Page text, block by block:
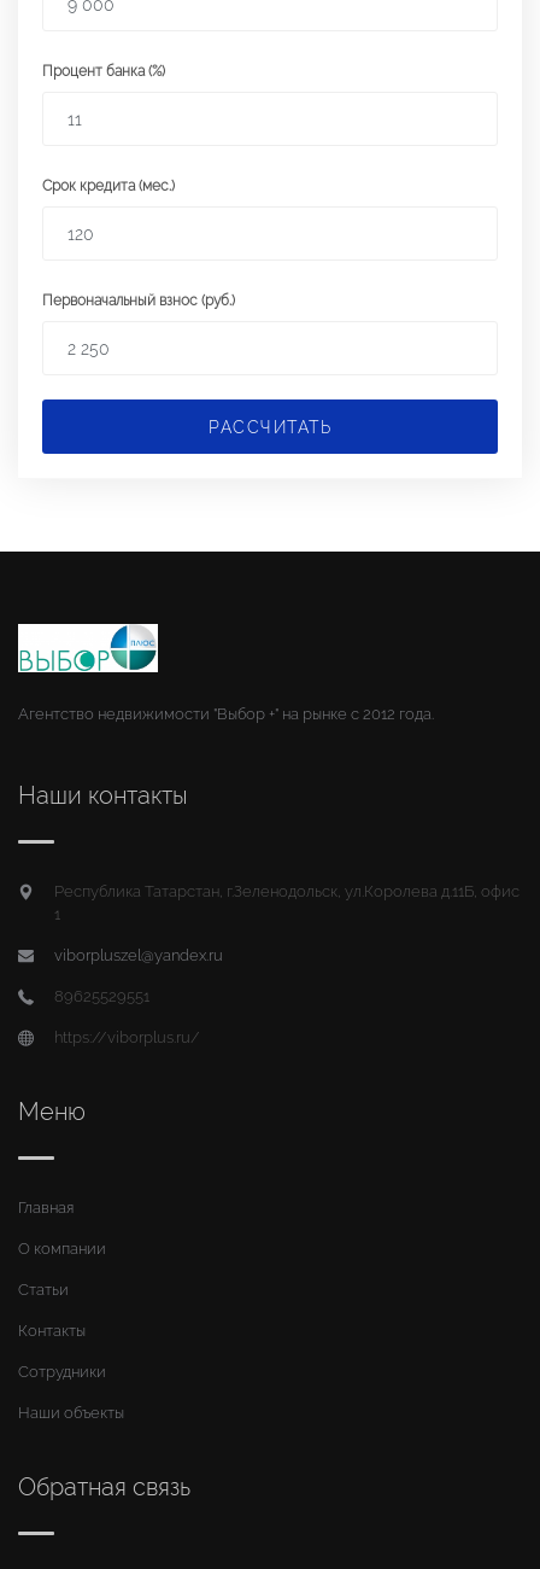
Процент банка (%)
Срок кредита (мес.)
Первоначальный взнос (руб.)
РАССЧИТАТЬ
Агентство недвижимости "Выбор +" на рынке с 2012 года.
Наши контакты
Республика Татарстан, г.Зеленодольск, ул.Королева д.11Б, офис
1
viborpluszel@yandex.ru
89625529551
https://viborplus.ru/
Меню
Главная
О компании
Статьи
Контакты
Сотрудники
Наши объекты
Обратная связь